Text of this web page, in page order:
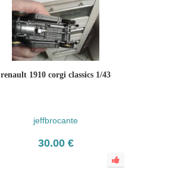
renault 1910 corgi classics 1/43
jeffbrocante
30.00 €